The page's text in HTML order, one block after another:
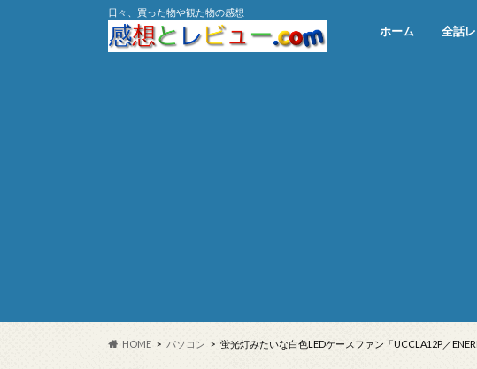
日々、買った物や観た物の感想
ホーム 全話
HOME パソコン 蛍光灯みたいな白色LEDケースファン「UCCLA12P／